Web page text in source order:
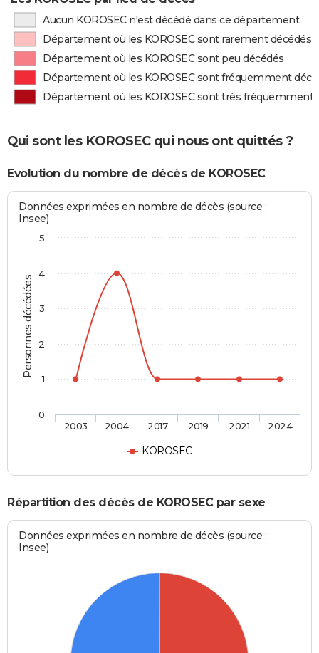
Aucun KOROSEC n'est décédé dans ce département
Département où les KOROSEC sont rarement décédés
Département où les KOROSEC sont peu décédés
Département où les KOROSEC sont fréquemment
Département où les KOROSEC sont très fréquemment
Qui sont les KOROSEC qui nous ont quittés ?
Evolution du nombre de décès de KOROSEC
Personnes décédées
Données exprimées en nombre de décès (source :
Insee)
KOROSEC
2003 2004 2017 2019 2021 2024
0
1
2
3
4
5
Répartition des décès de KOROSEC par sexe
Données exprimées en nombre de décès (source :
Insee)